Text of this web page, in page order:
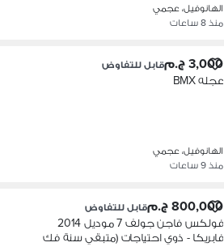
الهانوفيل، عجمي
منذ 8 ساعات
3,000 ج.م قابل للتفاوض
عجله BMX
الهانوفيل، عجمي
منذ 9 ساعات
800,000 ج.م قابل للتفاوض
فولكس فاجن جولف 7 موديل 2014
فابريكا - ذوي احتياجات (متبقي سنة فك